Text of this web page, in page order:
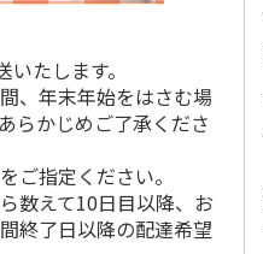
たします。
、年末年始をはさむ場
らかじめご了承くださ
指定ください。
数えて10日目以降、お
終了日以降の配達希望